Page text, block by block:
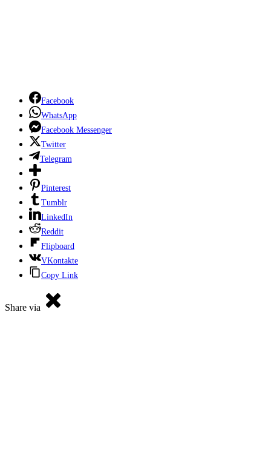
Facebook
WhatsApp
Facebook Messenger
Twitter
Telegram
Pinterest
Tumblr
LinkedIn
Reddit
Flipboard
VKontakte
Copy Link
Share via